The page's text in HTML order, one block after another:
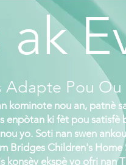
kominote nou an, patnè
enpòtan ki fèt pou satisfè
yo. Soti nan swen
Bridges Children's Home
konsèy ekspè yo ofri nan
Adapte Pou Ou